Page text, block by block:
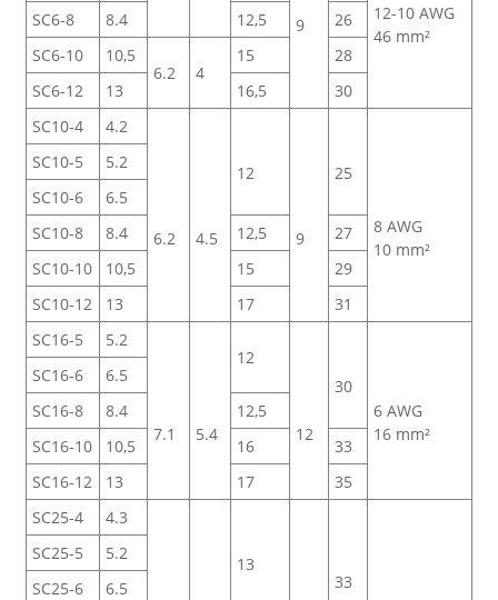
9
12-10 AWG
46 mm²
SC6-8
8.4 12,5
26
SC6-10
10,5
6.2
4
15
28
SC6-12
13 16,5
30
SC10-4
4.2
6.2 4.5
12
9
25
8 AWG
10 mm²
SC10-5
5.2
SC10-6
6.5
SC10-8
8.4 12,5
27
SC10-10
10,5 15
29
SC10-12
13 17
31
SC16-5
5.2
7.1 5.4
12
12
30
6 AWG
16 mm²
SC16-6
6.5
SC16-8
8.4
12,5
SC16-10
10,5 16
33
SC16-12
13 17
35
SC25-4
4.3
13
33
SC25-5
5.2
SC25-6
6.5